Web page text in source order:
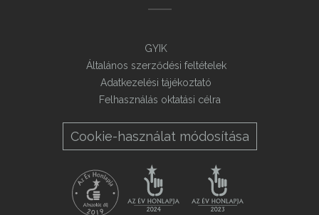
GYIK
Általános szerződési feltételek
Adatkezelési tájékoztató
Felhasználás oktatási célra
Cookie-használat módosítása